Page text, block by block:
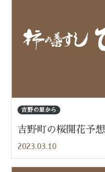
吉野の里から
吉野町の桜開花予想
2023.03.10